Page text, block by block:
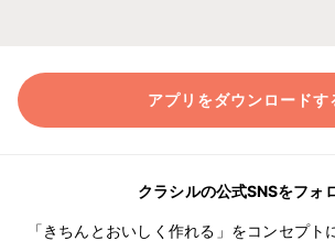
アプリをダウンロードす
クラシルの公式SNSをフォ
「きちんとおいしく作れる」をコンセプト